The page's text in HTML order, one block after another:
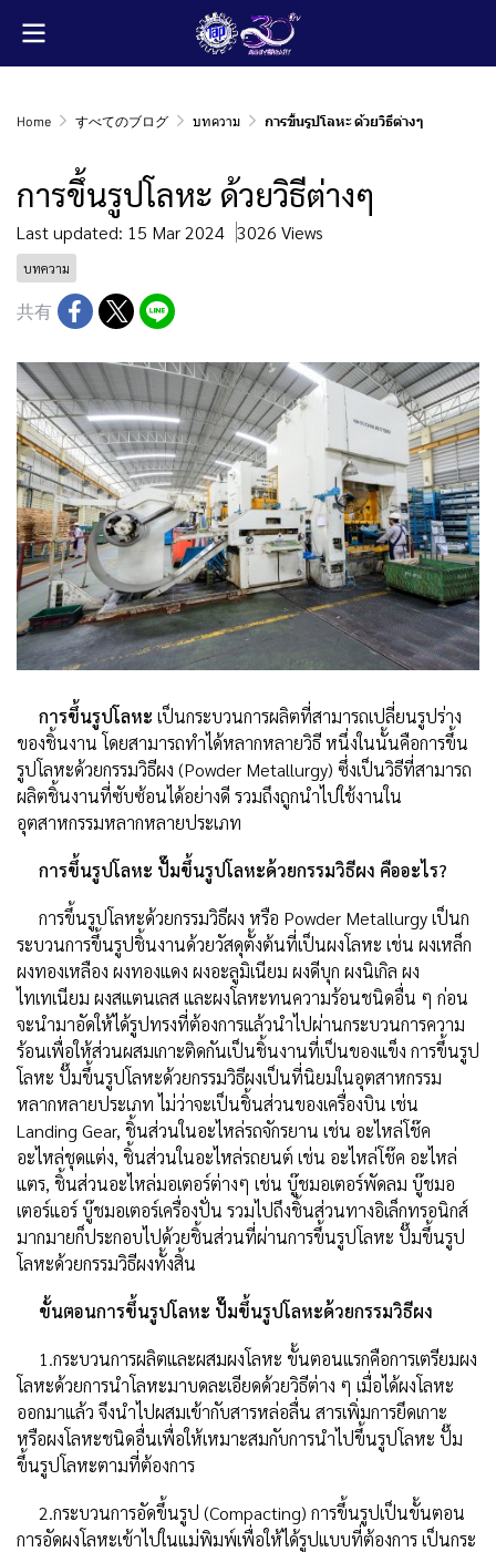
Home すべてのブログ บทความ การขึ้นรูปโลหะ ด้วยวิธีต่างๆ
การขึ้นรูปโลหะ ด้วยวิธีต่างๆ
Last updated: 15 Mar 2024 3026 Views
บทความ
共有
การขึ้นรูปโลหะ เป็นกระบวนการผลิตที่สามารถเปลี่ยนรูปร่าง
ของชิ้นงาน โดยสามารถทำได้หลากหลายวิธี หนึ่งในนั้นคือการขึ้น
รูปโลหะด้วยกรรมวิธีผง (Powder Metallurgy) ซึ่งเป็นวิธีที่สามารถ
ผลิตชิ้นงานที่ซับซ้อนได้อย่างดี รวมถึงถูกนำไปใช้งานใน
อุตสาหกรรมหลากหลายประเภท
การขึ้นรูปโลหะ ปั๊มขึ้นรูปโลหะด้วยกรรมวิธีผง คืออะไร?
การขึ้นรูปโลหะด้วยกรรมวิธีผง หรือ Powder Metallurgy เป็นก
ระบวนการขึ้นรูปชิ้นงานด้วยวัสดุตั้งต้นที่เป็นผงโลหะ เช่น ผงเหล็ก
ผงทองเหลือง ผงทองแดง ผงอะลูมิเนียม ผงดีบุก ผงนิเกิล ผง
ไทเทเนียม ผงสแตนเลส และผงโลหะทนความร้อนชนิดอื่น ๆ ก่อน
จะนำมาอัดให้ได้รูปทรงที่ต้องการแล้วนำไปผ่านกระบวนการความ
ร้อนเพื่อให้ส่วนผสมเกาะติดกันเป็นชิ้นงานที่เป็นของแข็ง การขึ้นรูป
โลหะ ปั๊มขึ้นรูปโลหะด้วยกรรมวิธีผงเป็นที่นิยมในอุตสาหกรรม
หลากหลายประเภท ไม่ว่าจะเป็นชิ้นส่วนของเครื่องบิน เช่น
Landing Gear, ชิ้นส่วนในอะไหล่รถจักรยาน เช่น อะไหล่โช๊ค
อะไหล่ชุดแต่ง, ชิ้นส่วนในอะไหล่รถยนต์ เช่น อะไหล่โช๊ค อะไหล่
แตร, ชิ้นส่วนอะไหล่มอเตอร์ต่างๆ เช่น บู๊ชมอเตอร์พัดลม บู๊ชมอ
เตอร์แอร์ บู๊ชมอเตอร์เครื่องปั่น รวมไปถึงชิ้นส่วนทางอิเล็กทรอนิกส์
มากมายก็ประกอบไปด้วยชิ้นส่วนที่ผ่านการขึ้นรูปโลหะ ปั๊มขึ้นรูป
โลหะด้วยกรรมวิธีผงทั้งสิ้น
ขั้นตอนการขึ้นรูปโลหะ ปั๊มขึ้นรูปโลหะด้วยกรรมวิธีผง
1.กระบวนการผลิตและผสมผงโลหะ ขั้นตอนแรกคือการเตรียมผง
โลหะด้วยการนำโลหะมาบดละเอียดด้วยวิธีต่าง ๆ เมื่อได้ผงโลหะ
ออกมาแล้ว จึงนำไปผสมเข้ากับสารหล่อลื่น สารเพิ่มการยึดเกาะ
หรือผงโลหะชนิดอื่นเพื่อให้เหมาะสมกับการนำไปขึ้นรูปโลหะ ปั๊ม
ขึ้นรูปโลหะตามที่ต้องการ
2.กระบวนการอัดขึ้นรูป (Compacting) การขึ้นรูปเป็นขั้นตอน
การอัดผงโลหะเข้าไปในแม่พิมพ์เพื่อให้ได้รูปแบบที่ต้องการ เป็นกระ